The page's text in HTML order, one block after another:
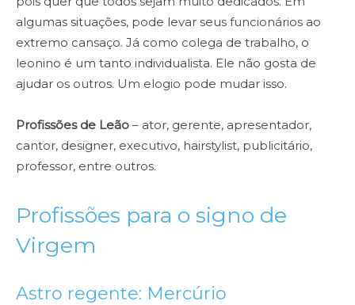
algumas situações, pode levar seus funcionários ao
extremo cansaço. Já como colega de trabalho, o
leonino é um tanto individualista. Ele não gosta de
ajudar os outros. Um elogio pode mudar isso.
Profissões de Leão – ator, gerente, apresentador,
cantor, designer, executivo, hairstylist, publicitário,
professor, entre outros.
Profissões para o signo de
Virgem
Astro regente: Mercúrio